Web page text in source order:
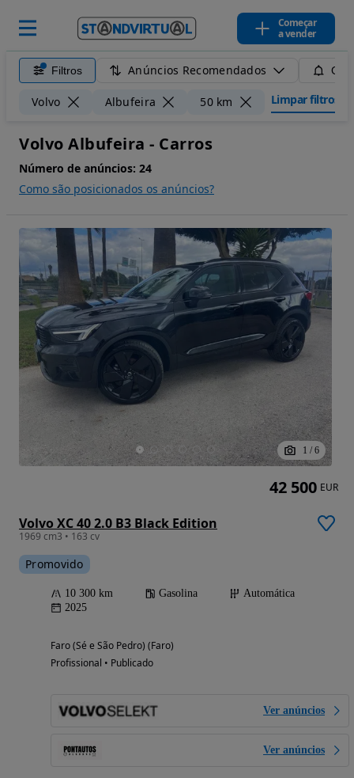
Começar
a vender
Filtros Anúncios Recomendados
Volvo Albufeira 50 km Limpar filtros
Volvo Albufeira - Carros
Número de anúncios: 24
Como são posicionados os anúncios?
1 / 6
Volvo XC 40 2.0 B3 Black Edition
1969 cm3 • 163 cv
Promovido
10 300 km Gasolina
Automática
2025
Faro (Sé e São Pedro) (Faro)
Profissional • Publicado
Ver anúncios
Ver anúncios
42 500 EUR